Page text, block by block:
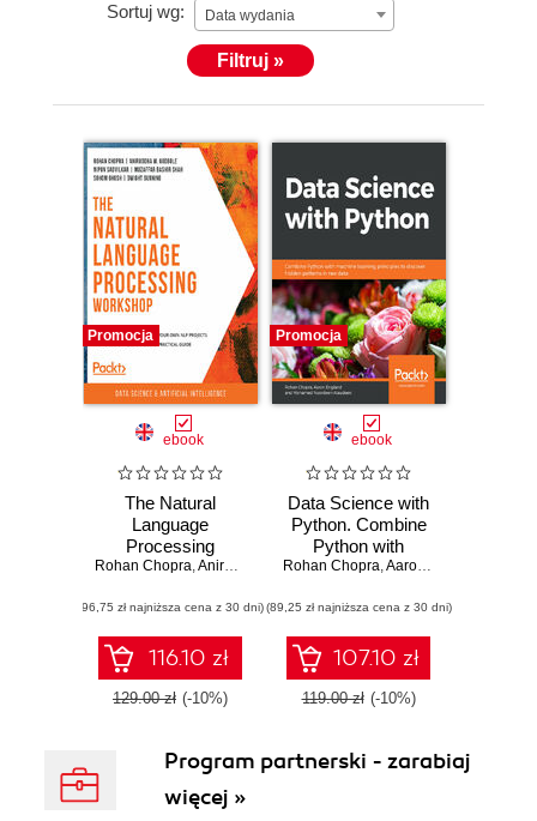
Sortuj wg: Data wydania
Filtruj »
Promocja
ebook
The Natural
Language
Processing
Workshop.
and build your own
NLP projects with
this easy-to-
understand
practical guide
Rohan Chopra,Aniruddha M. Godbole ,Nipun Sadvilkar
(96,75 zł najniższa cena z 30 dni)
116.10 zł
129.00 zł (-10%)
Promocja
ebook
Data Science with
Python. Combine
Python with
machine learning
discover hidden
patterns in raw
data
Rohan Chopra,Aaron England
(89,25 zł najniższa cena z 30 dni)
107.10 zł
119.00 zł (-10%)
Program partnerski - zarabiaj
więcej »